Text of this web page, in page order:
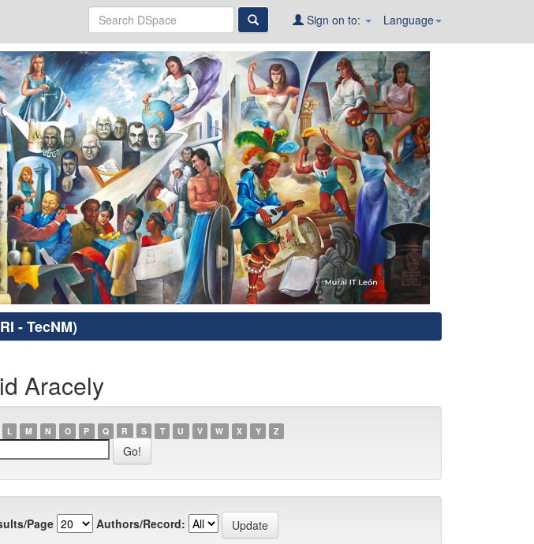
Language
Sign on to:
- TecNM)
Aracely
L M N O P Q R S T U V W X Y Z
Page Authors/Record: